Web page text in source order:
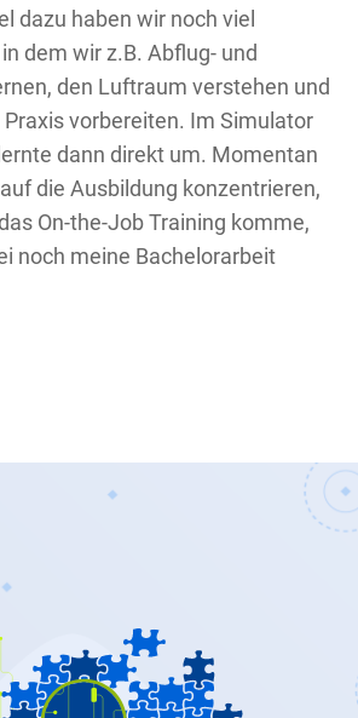
dazu haben wir noch viel
dem wir z.B. Abflug- und
den Luftraum verstehen und
vorbereiten. Im Simulator
dann direkt um. Momentan
die Ausbildung konzentrieren,
On-the-Job Training komme,
noch meine Bachelorarbeit